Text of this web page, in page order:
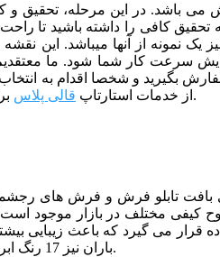
فرش می باشد. در این مرحله،
کافی را داشته باشید تا
نمونه از آنها میباشد. این
سرعت کار شما شود. ما
بگیرید و شخصا اقدام به
از خدمات استارتاپ قالی پلاس برای فروش کار های خود استفتده نمایید.
بافت تابلو فرش و فرش های
مختلف در بازار موجود
قرار می گیرد که باعث زیبایی
باران نیز 17 رنگ ابریشم دستریس مرغوب بکار رفته است.